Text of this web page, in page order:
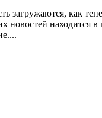
загружаются, как
новостей находится